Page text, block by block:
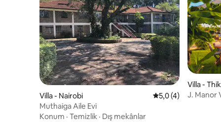
Villa - Nairobi 5 üzerinden
5,0 (4)
Muthaiga Aile Evi
Konum · Temizlik · Dış mekânlar
Villa -
J. Manor